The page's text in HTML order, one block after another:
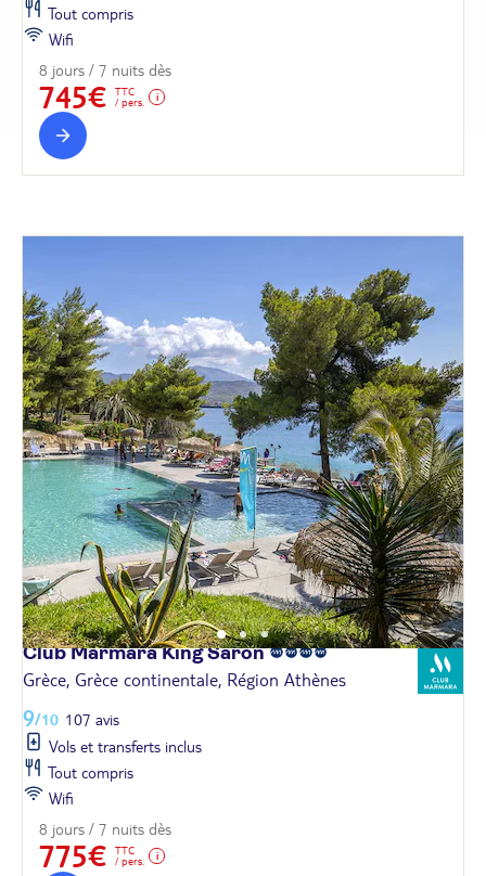
Tout compris
Wifi
8 jours / 7 nuits dès
745€
TTC
/ pers.
Club Marmara KingSaron
Grèce, Grèce continentale, Région Athènes
9/10 107 avis
Vols et transferts inclus
Tout compris
Wifi
8 jours / 7 nuits dès
775€
TTC
/ pers.